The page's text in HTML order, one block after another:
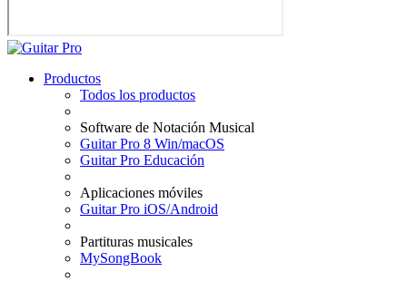
Productos
Todos los productos
Software de Notación Musical
Guitar Pro 8 Win/macOS
Guitar Pro Educación
Aplicaciones móviles
Guitar Pro iOS/Android
Partituras musicales
MySongBook